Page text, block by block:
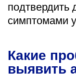
подтвердить
симптомами
Какие
выявить